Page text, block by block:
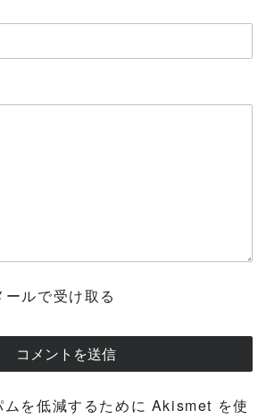
ルで受け取る
ムを低減するために Akismet を使